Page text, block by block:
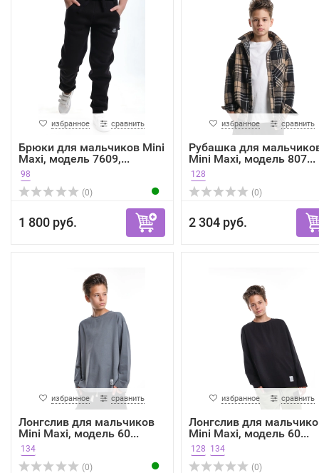
избранное сравнить
Брюки для мальчиков Mini
Maxi, модель 7609,...
98
(0)
1 800 руб.
избранное сравнить
Рубашка для
Mini Maxi, модель 807...
128
(0)
2 304 руб.
избранное сравнить
Лонгслив для мальчиков
Mini Maxi, модель 60...
134
(0)
избранное сравнить
Лонгслив для
Mini Maxi, модель 60...
128 134
(0)